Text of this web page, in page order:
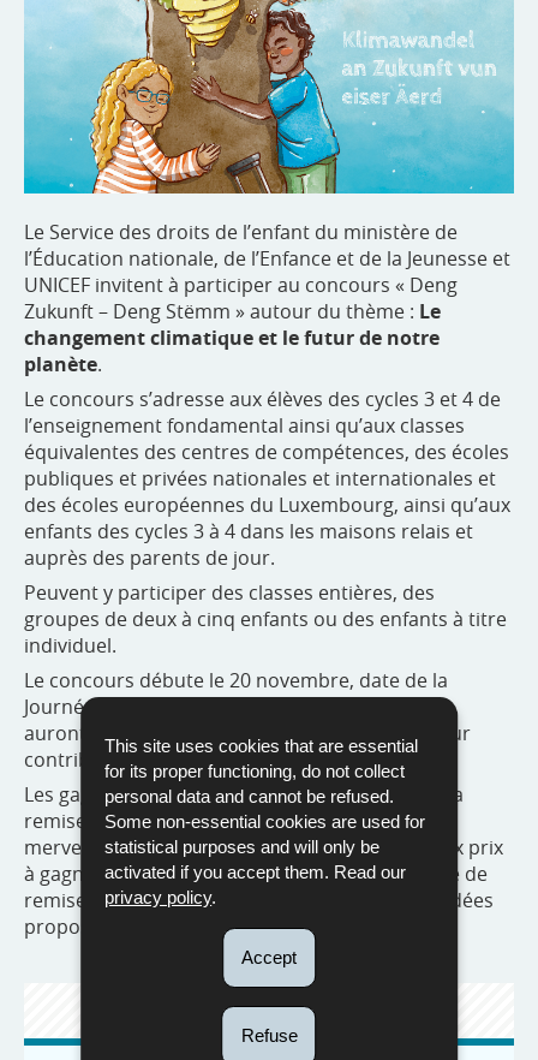
This site uses cookies that are essential
for its proper functioning, do not collect
personal data and cannot be refused.
Some non-essential cookies are used for
statistical purposes and will only be
activated if you accept them. Read our
privacy policy.
Accept
Refuse
Le Service des droits de l’enfant du ministère de
l’Éducation nationale, de l’Enfance et de la Jeunesse et
UNICEF invitent à participer au concours « Deng
Zukunft – Deng Stëmm » autour du thème : Le
changement climatique et le futur de notre
planète.
Le concours s’adresse aux élèves des cycles 3 et 4 de
l’enseignement fondamental ainsi qu’aux classes
équivalentes des centres de compétences, des écoles
publiques et privées nationales et internationales et
des écoles européennes du Luxembourg, ainsi qu’aux
enfants des cycles 3 à 4 dans les maisons relais et
auprès des parents de jour.
Peuvent y participer des classes entières, des
groupes de deux à cinq enfants ou des enfants à titre
individuel.
Le concours débute le 20 novembre, date de la
Journée mondiale de l’enfance. Les participants
auront jusqu’au 20 mars 2024 pour remettre leur
contribution.
Les gagnants seront annoncés en avril 2024 et la
remise des prix aura lieu en mai 2024 au Parc
merveilleux à Bettembourg. Parmi les nombreux prix
à gagner figurent la participation à la cérémonie de
remise des prix, des livres et un catalogue des idées
proposées pour le concours.
ACTUALITÉS